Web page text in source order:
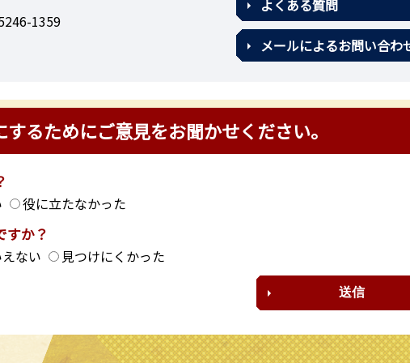
1359
よくある質問
メールによるお問い合わ
るためにご意見をお聞かせください。
役に立たなかった
すか？
ない 見つけにくかった